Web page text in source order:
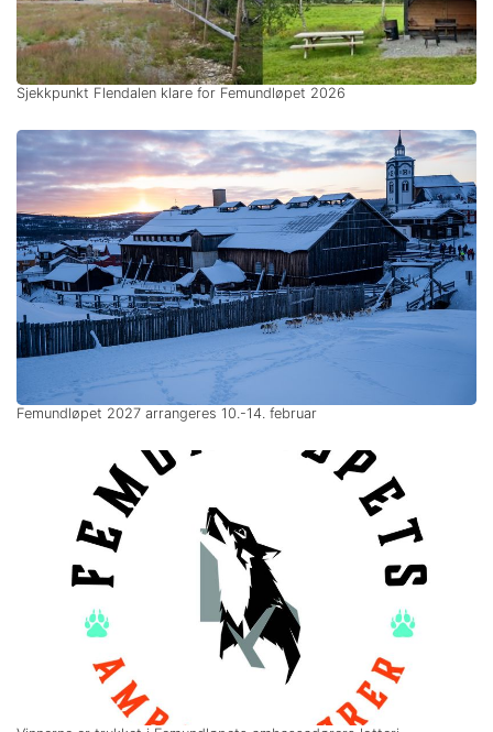
Sjekkpunkt Flendalen klare for Femundløpet 2026
Femundløpet 2027 arrangeres 10.-14. februar